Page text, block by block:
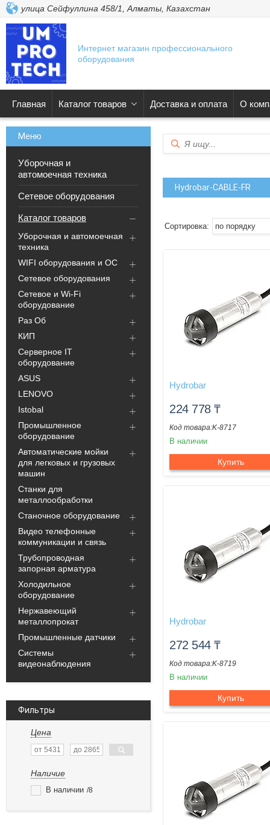
улица Сейфуллина 458/1, Алматы, Казахстан
Интернет магазин профессионального
оборудования
Главная Каталог товаров Доставка и оплата О
Уборочная и
автомоечная техника
Сетевое оборудования
Каталог товаров
Уборочная и автомоечная
техника
WIFI оборудования и ОС
Сетевое оборудования
Сетевое и Wi-Fi
оборудование
Раз Об
КИП
Серверное IT
оборудование
ASUS
LENOVO
Istobal
Промышленное
оборудование
Автоматические мойки
для легковых и грузовых
машин
Станки для
металлообработки
Станочное оборудование
Видео телефонные
коммуникации и связь
Трубопроводная
запорная арматура
Холодильное
оборудование
Нержавеющий
металлопрокат
Промышленные датчики
Системы
видеонаблюдения
Фильтры
Цена
Наличие
В наличии 8
Hydrobar-CABLE-FR
Hydrobar
224 778₸
K-8717
В наличии
Купить
Hydrobar
272 544₸
K-8719
В наличии
Купить